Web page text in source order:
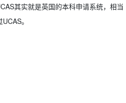
其实就是英国的本科申请系统，相当
。